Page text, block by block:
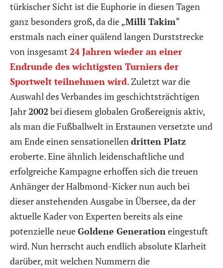
türkischer Sicht ist die Euphorie in diesen Tagen
ganz besonders groß, da die „Milli Takim“
erstmals nach einer quälend langen Durststrecke
von insgesamt 24 Jahren wieder an einer
Endrunde des wichtigsten Turniers der
Sportwelt teilnehmen wird. Zuletzt war die
Auswahl des Verbandes im geschichtsträchtigen
Jahr2002 bei diesem globalen Großereignis aktiv,
als man die Fußballwelt in Erstaunen versetzte und
am Ende einen sensationellendritten Platz
eroberte. Eine ähnlich leidenschaftliche und
erfolgreiche Kampagne erhoffen sich die treuen
Anhänger der Halbmond-Kicker nun auch bei
dieser anstehenden Ausgabe in Übersee, da der
aktuelle Kader von Experten bereits als eine
potenzielle neueGoldene Generationeingestuft
wird. Nun herrscht auch endlich absolute Klarheit
darüber, mit welchen Nummern die